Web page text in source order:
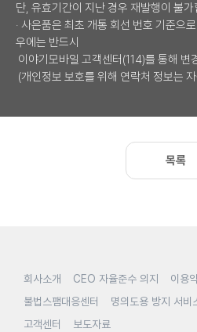
단, 유효기간이 지난 경우 재발행이 불가
· 사은품은 최초 개통 회선 번호 기준으
우에는 반드시
이야기모바일 고객센터(114)를 통해 변
(개인정보 보호를 위해 연락처 정보는
목록
회사소개 CEO 자율준수 의지 이용
불법스팸대응센터
명의도용 방지 서비
고객센터
보도자료